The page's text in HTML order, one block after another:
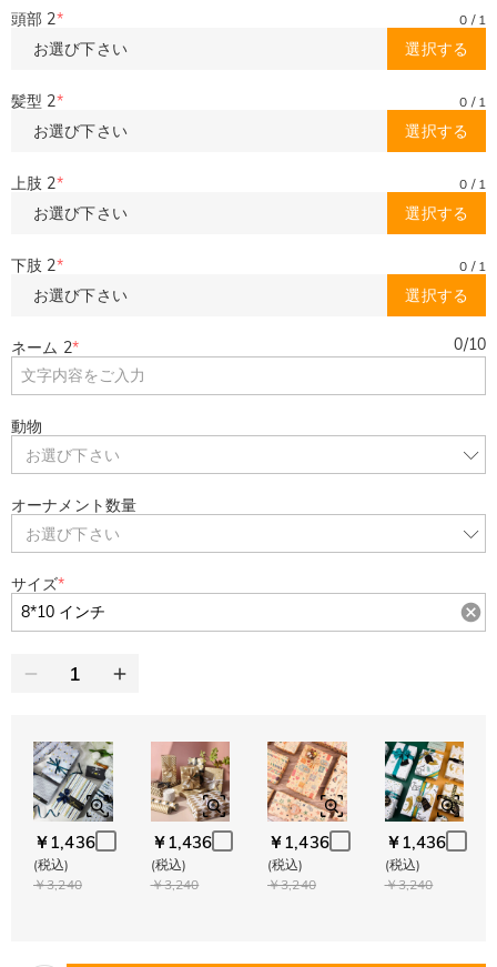
頭部 2* 0 / 1
お選び下さい 選択する
髪型 2* 0 / 1
お選び下さい 選択する
上肢 2* 0 / 1
お選び下さい 選択する
下肢 2* 0 / 1
お選び下さい 選択する
ネーム 2* 0/10
動物
お選び下さい
オーナメント数量
お選び下さい
サイズ*
￥1,436
(税込)
￥3,240
￥1,436
(税込)
￥3,240
￥1,436
(税込)
￥3,240
￥1,436
(税込)
￥3,240